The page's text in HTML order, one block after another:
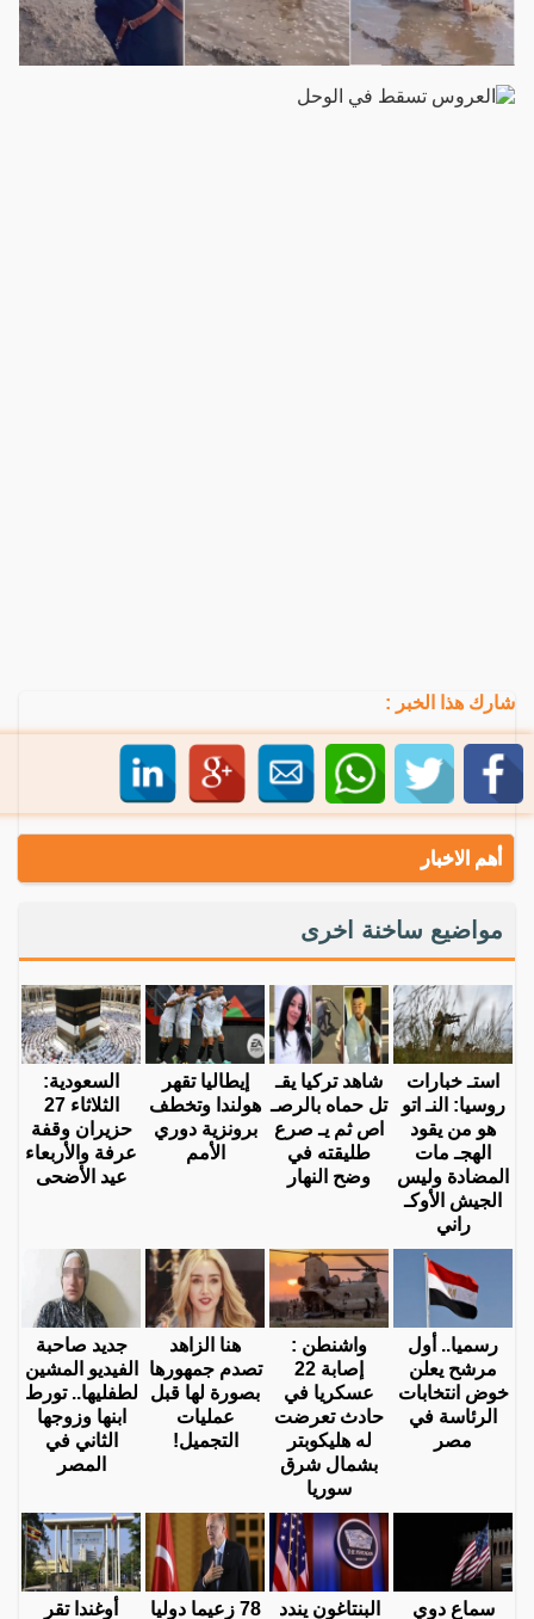
شارك هذا الخبر :
أهم الاخبار
مواضيع ساخنة اخرى
استـ خبارات
روسيا: النـ اتو
هو من يقود
الهجـ مات
المضادة وليس
الجيش الأوكـ
راني
شاهد تركيا يقـ
تل حماه بالرصـ
اص ثم يـ صرع
طليقته في
وضح النهار
إيطاليا تقهر
هولندا وتخطف
برونزية دوري
الأمم
السعودية:
الثلاثاء 27
حزيران وقفة
عرفة والأربعاء
عيد الأضحى
رسميا.. أول
مرشح يعلن
خوض انتخابات
الرئاسة في
مصر
واشنطن :
إصابة 22
عسكريا في
حادث تعرضت
له هليكوبتر
بشمال شرق
سوريا
هنا الزاهد
تصدم جمهورها
بصورة لها قبل
عمليات
التجميل!
جديد صاحبة
الفيديو المشين
لطفليها.. تورط
ابنها وزوجها
الثاني في
المصر
سماع دوي
البنتاغون يندد
78 زعيما دوليا
أوغندا تقر